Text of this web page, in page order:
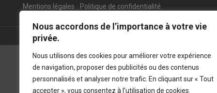
Nous accordons de l’importance à votre vie
privée.
Nous utilisons des cookies pour améliorer votre expérience
de navigation, proposer des publicités ou des contenus
personnalisés et analyser notre trafic. En cliquant sur « Tout
accepter », vous consentez à l’utilisation de cookies.
Mentions légales - Politique de confidentialité